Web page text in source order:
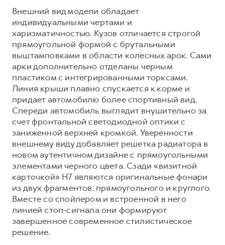
H7
от 3 799 000 ₽
H9
Трейд-ин
КРЕДИТ И СТРАХОВАНИЕ
Кредитный калькулятор
Страхование
Кредит
КОРПОРАТИВНЫМ КЛИЕНТАМ
Для малого бизнеса
Корпоративным клиентам
Крупным корпоративным клиентам
Система управления автопарком
Сервис для корпоративных клиентов
HAVAL Лизинг
Нулевое ТО
Программа «Помощь на дороге»
Регламенты технического обслуживания
Электронный ПТС
ПОДДЕРЖКА
GWM Безопасность
Гарантия HAVAL
Мобильное приложение GWM
Программа «HAVAL Защита+»
Руководства по эксплуатации
Подписки
Автомобильные аксессуары
Наша команда
Контакты
Внешний вид модели обладает
индивидуальными чертами и
харизматичностью. Кузов отличается строгой
прямоугольной формой с брутальными
выштамповками в области колесных арок. Сами
арки дополнительно отделаны черным
пластиком с интегрированными торксами.
Линия крыши плавно спускается к корме и
придает автомобилю более спортивный вид.
Спереди автомобиль выглядит внушительно за
счет фронтальной светодиодной оптики с
заниженной верхней кромкой. Уверенности
внешнему виду добавляет решетка радиатора в
новом аутентичном дизайне с прямоугольными
элементами черного цвета. Сзади «визитной
карточкой» H7 являются оригинальные фонари
из двух фрагментов: прямоугольного и круглого.
Вместе со спойлером и встроенной в него
линией стоп-сигнала они формируют
завершенное современное стилистическое
решение.